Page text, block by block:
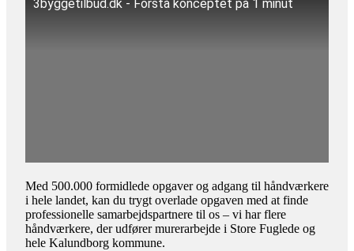
3byggetilbud.dk - Forstå konceptet på 1 minut
Med 500.000 formidlede opgaver og adgang til håndværkere
i hele landet, kan du trygt overlade opgaven med at finde
professionelle samarbejdspartnere til os – vi har flere
håndværkere, der udfører murerarbejde i Store Fuglede og
hele Kalundborg kommune.